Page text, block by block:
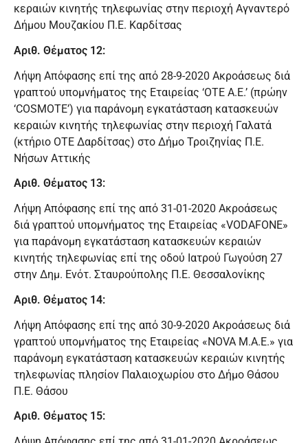
κεραιών κινητής τηλεφωνίας στην περιοχή Αγναντερό
Δήμου Μουζακίου Π.Ε. Καρδίτσας
Αριθ. Θέματος 12:
Λήψη Απόφασης επί της από 28-9-2020 Ακροάσεως διά
γραπτού υπομνήματος της Εταιρείας ‘ΟΤΕ Α.Ε.’ (πρώην
‘COSMOTE’) για παράνομη εγκατάσταση κατασκευών
κεραιών κινητής τηλεφωνίας στην περιοχή Γαλατά
(κτήριο ΟΤΕ Δαρδίτσας) στο Δήμο Τροιζηνίας Π.Ε.
Νήσων Αττικής
Αριθ. Θέματος 13:
Λήψη Απόφασης επί της από 31-01-2020 Ακροάσεως
διά γραπτού υπομνήματος της Εταιρείας «VODAFONE»
για παράνομη εγκατάσταση κατασκευών κεραιών
κινητής τηλεφωνίας επί της οδού Ιατρού Γωγούση 27
στην Δημ. Ενότ. Σταυρούπολης Π.Ε. Θεσσαλονίκης
Αριθ. Θέματος 14:
Λήψη Απόφασης επί της από 30-9-2020 Ακροάσεως διά
γραπτού υπομνήματος της Εταιρείας «NOVA Μ.Α.Ε.» για
παράνομη εγκατάσταση κατασκευών κεραιών κινητής
τηλεφωνίας πλησίον Παλαιοχωρίου στο Δήμο Θάσου
Π.Ε. Θάσου
Αριθ. Θέματος 15: